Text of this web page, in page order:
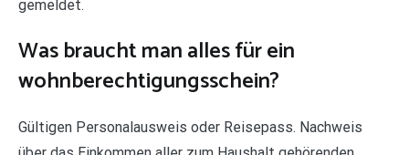
gemeldet.
Was braucht man alles für ein
wohnberechtigungsschein?
Gültigen Personalausweis oder Reisepass. Nachweis